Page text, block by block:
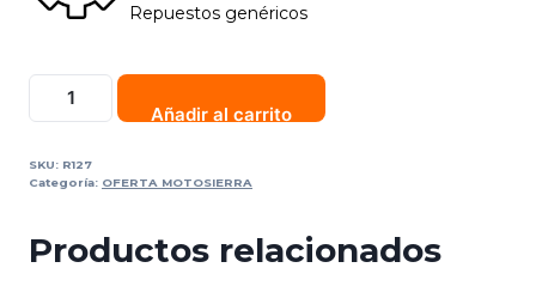
Repuestos genéricos
Añadir al carrito
SKU: R127
Categoría: OFERTA MOTOSIERRA
Productos relacionados